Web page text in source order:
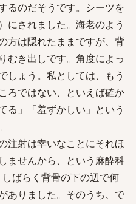
るのだそうです。シーツを
にされました。海老のよう
方は隠れたままですが、背
むき出しです。角度によっ
しょう。私としては、もう
ろではない、といえば確か
る」「羞ずかしい」という
注射は幸いなことにそれほ
ませんから、という麻酔科
ばらく背骨の下の辺で何
ありました。そのうち、で